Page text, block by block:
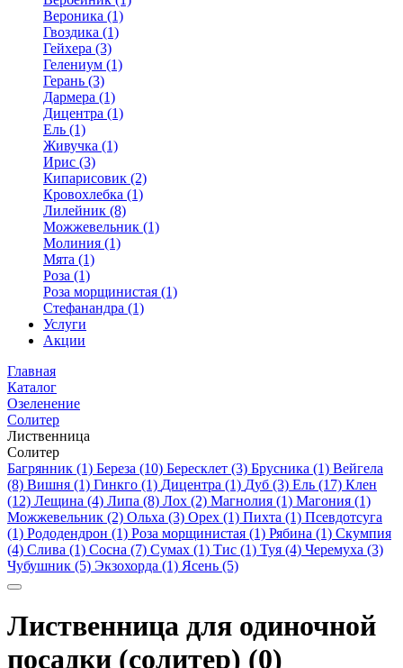
Вероника (1)
Гвоздика (1)
Гейхера (3)
Гелениум (1)
Герань (3)
Дармера (1)
Дицентра (1)
Ель (1)
Живучка (1)
Ирис (3)
Кипарисовик (2)
Кровохлебка (1)
Лилейник (8)
Можжевельник (1)
Молиния (1)
Мята (1)
Роза (1)
Роза морщинистая (1)
Стефанандра (1)
Услуги
Акции
Главная
Каталог
Озеленение
Солитер
Лиственница
Солитер
Багрянник (1) Береза (10) Бересклет (3) Брусника (1) Вейгела
(8) Вишня (1) Гинкго (1) Дицентра (1) Дуб (3) Ель (17) Клен
(12) Лещина (4) Липа (8) Лох (2) Магнолия (1) Магония (1)
Можжевельник (2) Ольха (3) Орех (1) Пихта (1) Псевдотсуга
(1) Рододендрон (1) Роза морщинистая (1) Рябина (1) Скумпия
(4) Слива (1) Сосна (7) Сумах (1) Тис (1) Туя (4) Черемуха (3)
Чубушник (5) Экзохорда (1) Ясень (5)
Лиственница для одиночной
посадки (солитер) (0)